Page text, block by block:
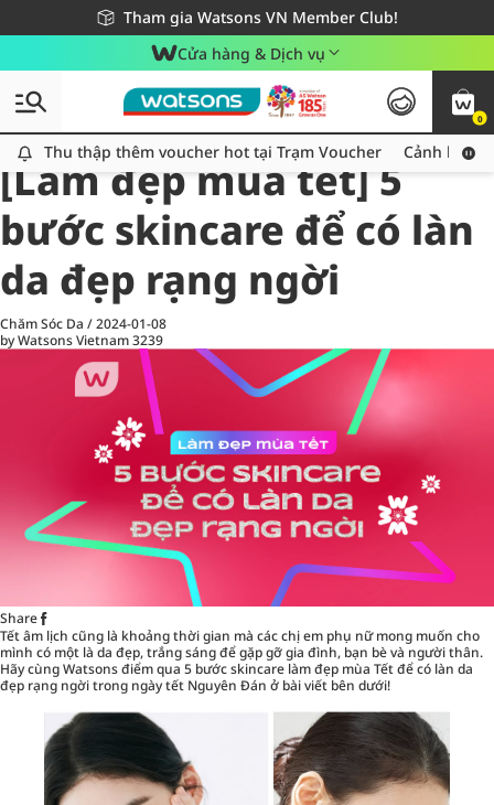
Tham gia Watsons VN Member Club!
Miễn phí giao hàng cho đơn hàng từ 249,000Đ
Giao hàng nhanh 24h - Áp dụng khu vực TP. Hồ Chí Minh
Cửa hàng & Dịch vụ
0
Thu thập thêm voucher hot tại Trạm Voucher
Thu thập thêm voucher hot tại Trạm Voucher Cảnh báo
All
Chăm Sóc Cá Nhân
[Làm đẹp mùa tết] 5
bước skincare để có làn
da đẹp rạng ngời
Chăm Sóc Da /2024-01-08
by Watsons Vietnam3239
Share
Tết âm lịch cũng là khoảng thời gian mà các chị em phụ nữ mong muốn cho
mình có một là da đẹp, trắng sáng để gặp gỡ gia đình, bạn bè và người thân.
Hãy cùngWatsonsđiểm qua 5 bước skincare làm đẹp mùa Tết để có làn da
đẹp rạng ngời trong ngày tết Nguyên Đán ở bài viết bên dưới!